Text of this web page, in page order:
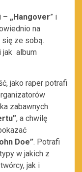
– „Hangover” i
na
się ze sobą.
jak album
jako raper potrafi
zabawnych
, a chwilę
Doe”. Potrafi
w jakich z
jak i